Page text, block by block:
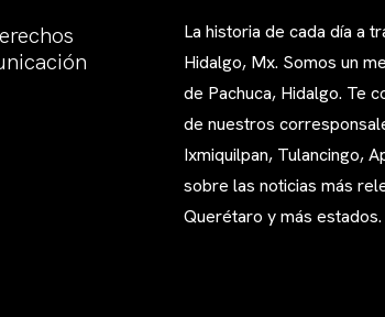
La historia de cada día a
Hidalgo, Mx. Somos un
de Pachuca, Hidalgo. Te
de nuestros
Ixmiquilpan, Tulancingo,
sobre las noticias más
Querétaro y más estados.